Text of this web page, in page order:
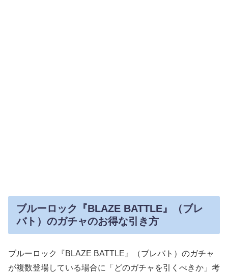
ブルーロック『BLAZE BATTLE』（ブレ
バト）のガチャのお得な引き方
ブルーロック『BLAZE BATTLE』（ブレバト）のガチャ
が複数登場している場合に「どのガチャを引くべきか」考